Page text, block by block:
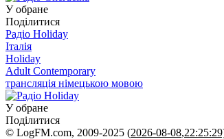
У обране
Поділитися
Радіо Holiday
Італія
Holiday
Adult Contemporary
трансляція німецькою мовою
У обране
Поділитися
© LogFM.com, 2009-2025 (2026-08-08,